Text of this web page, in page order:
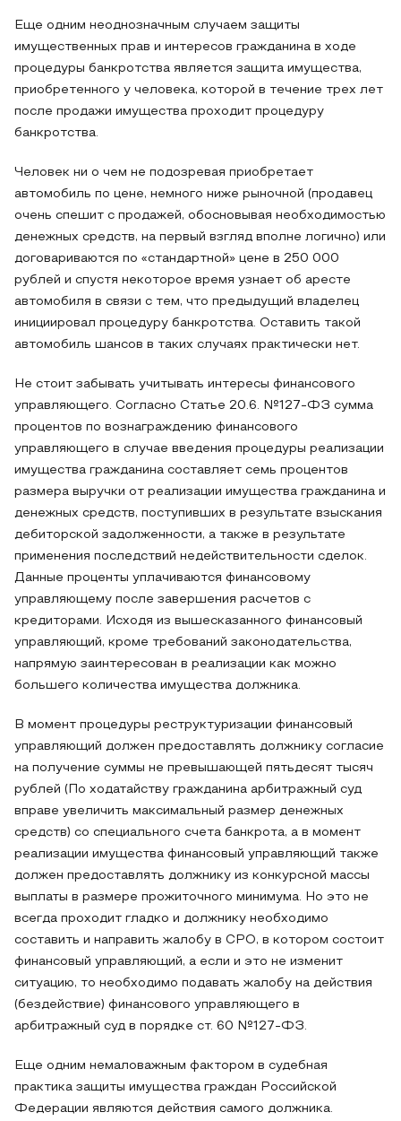
Еще одним неоднозначным случаем защиты
имущественных прав и интересов гражданина в ходе
процедуры банкротства является защита имущества,
приобретенного у человека, которой в течение трех лет
после продажи имущества проходит процедуру
банкротства.
Человек ни о чем не подозревая приобретает
автомобиль по цене, немного ниже рыночной (продавец
очень спешит с продажей, обосновывая необходимостью
денежных средств, на первый взгляд вполне логично) или
договариваются по «стандартной» цене в 250 000
рублей и спустя некоторое время узнает об аресте
автомобиля в связи с тем, что предыдущий владелец
инициировал процедуру банкротства. Оставить такой
автомобиль шансов в таких случаях практически нет.
Не стоит забывать учитывать интересы финансового
управляющего. Согласно Статье 20.6. №127-ФЗ сумма
процентов по вознаграждению финансового
управляющего в случае введения процедуры реализации
имущества гражданина составляет семь процентов
размера выручки от реализации имущества гражданина и
денежных средств, поступивших в результате взыскания
дебиторской задолженности, а также в результате
применения последствий недействительности сделок.
Данные проценты уплачиваются финансовому
управляющему после завершения расчетов с
кредиторами. Исходя из вышесказанного финансовый
управляющий, кроме требований законодательства,
напрямую заинтересован в реализации как можно
большего количества имущества должника.
В момент процедуры реструктуризации финансовый
управляющий должен предоставлять должнику согласие
на получение суммы не превышающей пятьдесят тысяч
рублей (По ходатайству гражданина арбитражный суд
вправе увеличить максимальный размер денежных
средств) со специального счета банкрота, а в момент
реализации имущества финансовый управляющий также
должен предоставлять должнику из конкурсной массы
выплаты в размере прожиточного минимума. Но это не
всегда проходит гладко и должнику необходимо
составить и направить жалобу в СРО, в котором состоит
финансовый управляющий, а если и это не изменит
ситуацию, то необходимо подавать жалобу на действия
(бездействие) финансового управляющего в
арбитражный суд в порядке ст. 60 №127-ФЗ.
Еще одним немаловажным фактором в судебная
практика защиты имущества граждан Российской
Федерации являются действия самого должника.